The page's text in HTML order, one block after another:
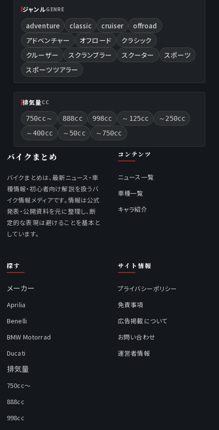
ジャンルGENRE
adventure classic cruiser
offroad
アドベンチャー
オフロード
クラシック
クルーザー
スクランブラー スクーター
スポーツ
スポーツツアラー
排気量CC
750cc～ 888cc 998cc ～125cc
～250cc
～400cc
～50cc ～750cc
バイクまとめ
バイクまとめは、最新ニュース・車
種情報・初心者向け解説を扱うバ
イク情報メディアです。情報は公式
発表・公開資料を元に整理し、断
定的な表現は避けることを基本と
しています。
コンテンツ
ニュース一覧
車種一覧
キャラ紹介
探す
メーカー
Aprilia
Benelli
BMW Motorrad
Ducati
排気量
750cc～
888cc
998cc
サイト情報
プライバシーポリシー
免責事項
広告掲載について
お問い合わせ
運営者情報